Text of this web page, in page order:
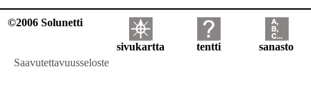
©2006 Solunetti
sivukartta tentti
sanasto
Saavutettavuusseloste